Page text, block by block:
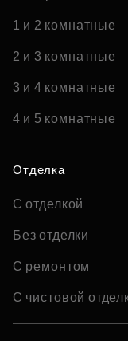
1 и 2 комнатные
2 и 3 комнатные
3 и 4 комнатные
4 и 5 комнатные
Отделка
С отделкой
Без отделки
С ремонтом
С чистовой